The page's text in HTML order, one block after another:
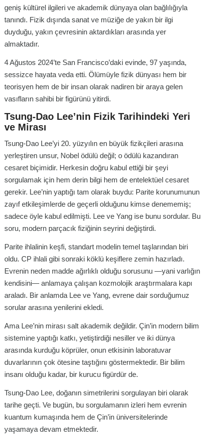
geniş kültürel ilgileri ve akademik dünyaya olan bağlılığıyla
tanındı. Fizik dışında sanat ve müziğe de yakın bir ilgi
duyduğu, yakın çevresinin aktardıkları arasında yer
almaktadır.
4 Ağustos 2024’te San Francisco’daki evinde, 97 yaşında,
sessizce hayata veda etti. Ölümüyle fizik dünyası hem bir
teorisyen hem de bir insan olarak nadiren bir araya gelen
vasıfların sahibi bir figürünü yitirdi.
Tsung-Dao Lee’nin Fizik Tarihindeki Yeri
ve Mirası
Tsung-Dao Lee’yi 20. yüzyılın en büyük fizikçileri arasına
yerleştiren unsur, Nobel ödülü değil; o ödülü kazandıran
cesaret biçimidir. Herkesin doğru kabul ettiği bir şeyi
sorgulamak için hem derin bilgi hem de entelektüel cesaret
gerekir. Lee’nin yaptığı tam olarak buydu: Parite korunumunun
zayıf etkileşimlerde de geçerli olduğunu kimse denememiş;
sadece öyle kabul edilmişti. Lee ve Yang ise bunu sordular. Bu
soru, modern parçacık fiziğinin seyrini değiştirdi.
Parite ihlalinin keşfi, standart modelin temel taşlarından biri
oldu. CP ihlali gibi sonraki köklü keşiflere zemin hazırladı.
Evrenin neden madde ağırlıklı olduğu sorusunu —yani varlığın
kendisini— anlamaya çalışan kozmolojik araştırmalara kapı
araladı. Bir anlamda Lee ve Yang, evrene dair sorduğumuz
sorular arasına yenilerini ekledi.
Ama Lee’nin mirası salt akademik değildir. Çin’in modern bilim
sistemine yaptığı katkı, yetiştirdiği nesiller ve iki dünya
arasında kurduğu köprüler, onun etkisinin laboratuvar
duvarlarının çok ötesine taştığını göstermektedir. Bir bilim
insanı olduğu kadar, bir kurucu figürdür de.
Tsung-Dao Lee, doğanın simetrilerini sorgulayan biri olarak
tarihe geçti. Ve bugün, bu sorgulamanın izleri hem evrenin
kuantum kumaşında hem de Çin’in üniversitelerinde
yaşamaya devam etmektedir.